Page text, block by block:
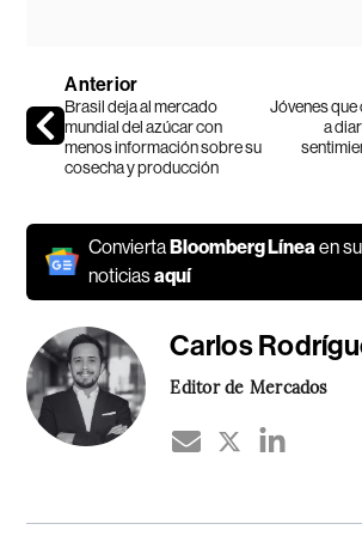
Anterior
Brasil deja al mercado
mundial del azúcar con
menos información sobre su
cosecha y producción
Jóvenes que
a
ConviertaBloomberg Línea en
noticiasaquí
Carlos
Editor de Mercados